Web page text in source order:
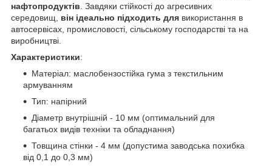
нафтопродуктів . Завдяки стійкості до агресивних
середовищ, він ідеально підходить для використання в
автосервісах, промисловості, сільському господарстві та на
виробництві.
Характеристики:
Матеріал: маслобензостійка гума з текстильним
армуванням
Тип: напірний
Діаметр внутрішній - 10 мм (оптимальний для
багатьох видів техніки та обладнання)
Товщина стінки - 4 мм (допустима заводська похибка
від 0,1 до 0,3 мм)